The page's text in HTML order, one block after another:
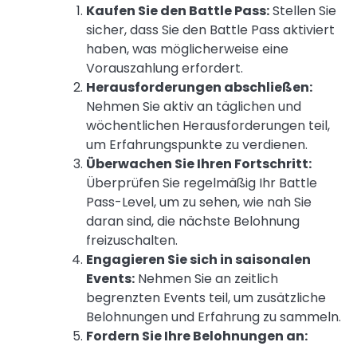
Kaufen Sie den Battle Pass:Stellen Sie
sicher, dass Sie den Battle Pass aktiviert
haben, was möglicherweise eine
Vorauszahlung erfordert.
Herausforderungen abschließen:
Nehmen Sie aktiv an täglichen und
wöchentlichen Herausforderungen teil,
um Erfahrungspunkte zu verdienen.
Überwachen Sie Ihren Fortschritt:
Überprüfen Sie regelmäßig Ihr Battle
Pass-Level, um zu sehen, wie nah Sie
daran sind, die nächste Belohnung
freizuschalten.
Engagieren Sie sich in saisonalen
Events: Nehmen Sie an zeitlich
begrenzten Events teil, um zusätzliche
Belohnungen und Erfahrung zu sammeln.
Fordern Sie Ihre Belohnungen an: